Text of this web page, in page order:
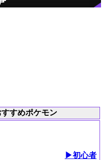
すめポケモン
▶初心者